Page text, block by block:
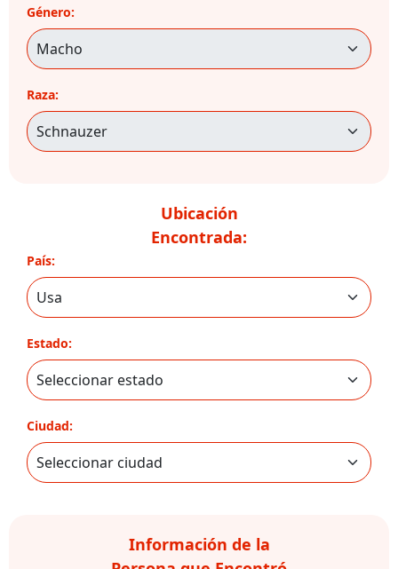
Género:
Raza:
Ubicación
Encontrada:
País:
Estado:
Ciudad:
Información de la